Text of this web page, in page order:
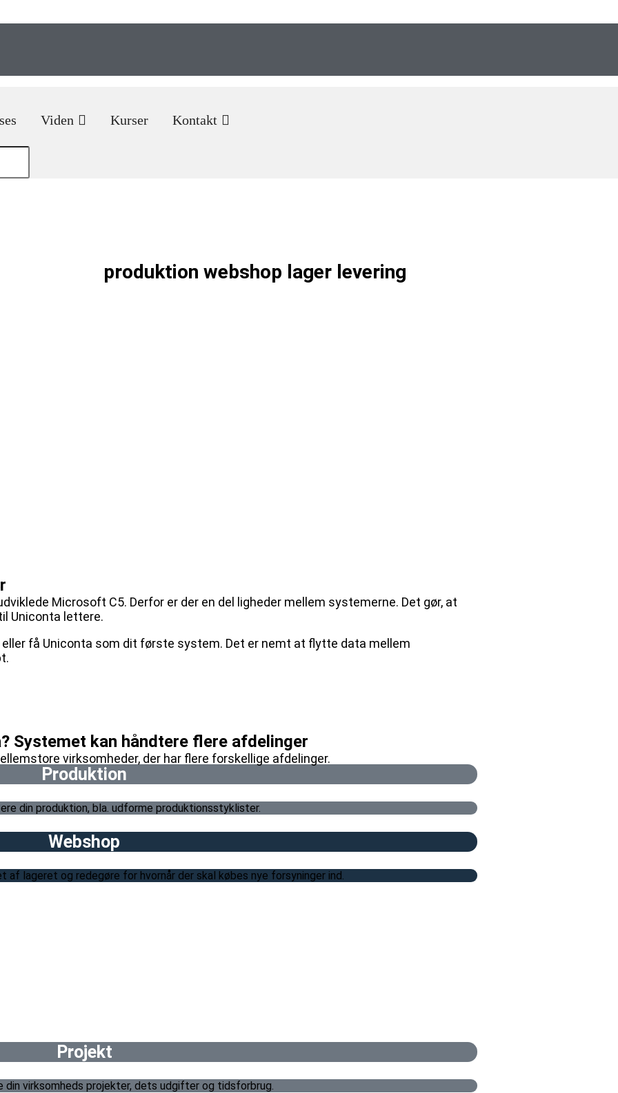
Viden Kurser Kontakt
produktion webshop lager levering
Microsoft C5. Derfor er der en del ligheder mellem systemerne. Det gør, at
Uniconta lettere.
få Uniconta som dit første system. Det er nemt at flytte data mellem
Systemet kan håndtere flere afdelinger
virksomheder, der har flere forskellige afdelinger.
Produktion
din produktion, bla. udforme produktionsstyklister.
Webshop
af lageret og redegøre for hvornår der skal købes nye forsyninger ind.
Projekt
din virksomheds projekter, dets udgifter og tidsforbrug.